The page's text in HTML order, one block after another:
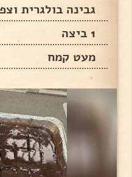
גבינה בולגרית
1 ביצה
מעט קמח